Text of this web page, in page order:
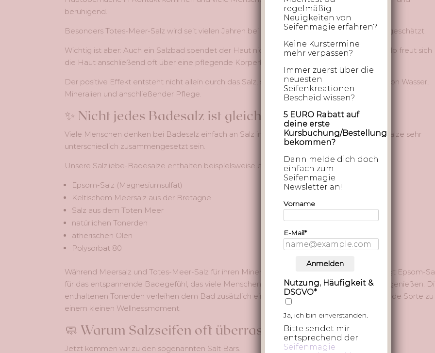
beruhigend.
Besonders Totes-Meer-Salz wird seit vielen Jahren bei trockener oder empfindlicher Haut geschätzt.
Wichtig ist aber: Auch ein Salzbad spendet der Haut nicht automatisch Feuchtigkeit. Deshalb freut sich
die Haut anschließend oft über eine pflegende Körperbutter oder Lotion.
Der positive Effekt entsteht nicht allein durch das Salz, sondern durch das Zusammenspiel von Wasser,
Mineralien und anschließender Pflege.
✨ Nicht jedes Badesalz ist gleich
Viele Menschen denken bei Badesalz einfach an Salz im Wasser. Tatsächlich können Badesalze sehr
unterschiedlich zusammengesetzt sein.
Unsere Salzliebe-Badesalze enthalten beispielsweise eine Mischung aus:
Epsom-Salz (Magnesiumsulfat)
Keltischem Meersalz aus der Bretagne
Salz aus dem Toten Meer
natürlichen Tonerden
ätherischen Ölen
Polysorbat 80
Während Meersalz und Totes-Meer-Salz für ihren Mineralstoffgehalt geschätzt werden, sorgt Epsom-
für das entspannende Badegefühl, das viele Menschen nach einem langen Tag besonders genießen.
enthaltenen Tonerden verleihen dem Bad zusätzlich eine besondere Haptik und machen jede Sorte zu
einem kleinen Wellnessmoment.
🧼 Warum Salzseifen oft überraschend mild sind
Jetzt kommen wir zu den sogenannten Salt Bars.
regelmäßig
Neuigkeiten von
Seifenmagie erfahren?
Keine Kurstermine
mehr verpassen?
Immer zuerst über die
neuesten
Seifenkreationen
Bescheid wissen?
5 EURO Rabatt auf
deine erste
Kursbuchung/Bestellung
bekommen?
Dann melde dich doch
einfach zum
Seifenmagie
Newsletter an!
Vorname
E-Mail*
Anmelden
Nutzung, Häufigkeit &
DSGVO*
Ja, ich bin einverstanden.
Bitte sendet mir
entsprechend der
Seifenmagie